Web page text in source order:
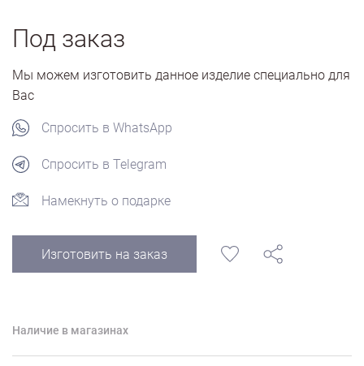
Под заказ
Мы можем изготовить данное изделие специально для
Вас
Спросить в WhatsApp
Спросить в Telegram
Намекнуть о подарке
Изготовить на заказ
Наличие в магазинах